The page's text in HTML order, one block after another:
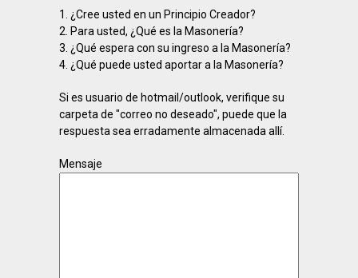
1. ¿Cree usted en un Principio Creador?
2. Para usted, ¿Qué es la Masonería?
3. ¿Qué espera con su ingreso a la Masonería?
4. ¿Qué puede usted aportar a la Masonería?
Si es usuario de hotmail/outlook, verifique su
carpeta de "correo no deseado", puede que la
respuesta sea erradamente almacenada allí.
Mensaje